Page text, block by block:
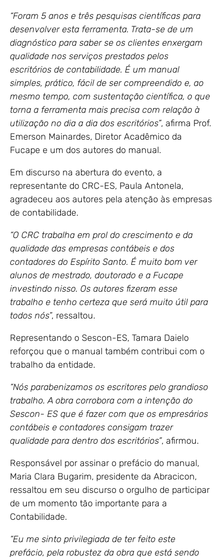
“Foram 5 anos e três pesquisas científicas para
desenvolver esta ferramenta. Trata-se de um
diagnóstico para saber se os clientes enxergam
qualidade nos serviços prestados pelos
escritórios de contabilidade. É um manual
simples, prático, fácil de ser compreendido e, ao
mesmo tempo, com sustentação científica, o que
torna a ferramenta mais precisa com relação à
utilização no dia a dia dos escritórios”, afirma Prof.
Emerson Mainardes, Diretor Acadêmico da
Fucape e um dos autores do manual.
Em discurso na abertura do evento, a
representante do CRC-ES, Paula Antonela,
agradeceu aos autores pela atenção às empresas
de contabilidade.
“O CRC trabalha em prol do crescimento e da
qualidade das empresas contábeis e dos
contadores do Espírito Santo. É muito bom ver
alunos de mestrado, doutorado e a Fucape
investindo nisso. Os autores fizeram esse
trabalho e tenho certeza que será muito útil para
todos nós”, ressaltou.
Representando o Sescon-ES, Tamara Daielo
reforçou que o manual também contribui com o
trabalho da entidade.
“Nós parabenizamos os escritores pelo grandioso
trabalho. A obra corrobora com a intenção do
Sescon- ES que é fazer com que os empresários
contábeis e contadores consigam trazer
qualidade para dentro dos escritórios”, afirmou.
Responsável por assinar o prefácio do manual,
Maria Clara Bugarim, presidente da Abracicon,
ressaltou em seu discurso o orgulho de participar
de um momento tão importante para a
Contabilidade.
“Eu me sinto privilegiada de ter feito este
prefácio, pela robustez da obra que está sendo